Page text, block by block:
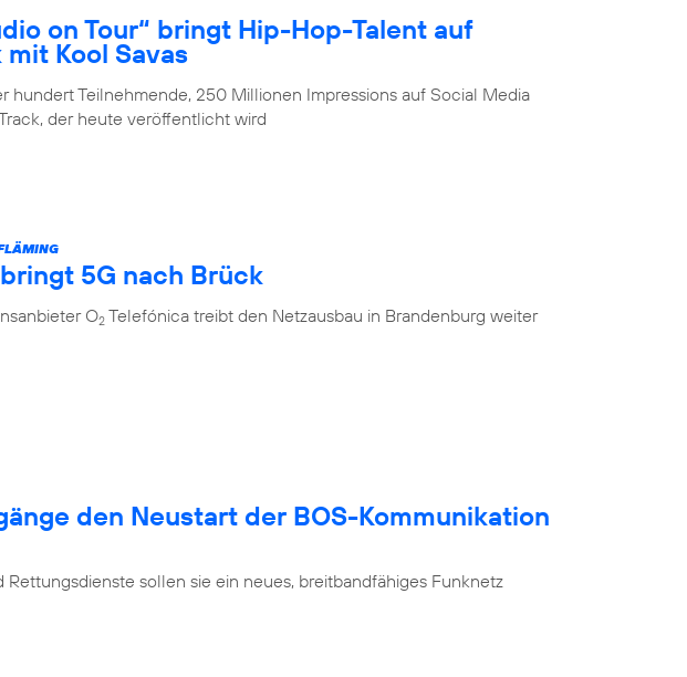
on Tour“ bringt Hip-Hop-Talent auf
Kool Savas
hundert Teilnehmende, 250 Millionen Impressions auf Social Media
der heute veröffentlicht wird
5G nach Brück
O2 Telefónica treibt den Netzausbau in Brandenburg weiter
den Neustart der BOS-Kommunikation
Rettungsdienste sollen sie ein neues, breitbandfähiges Funknetz